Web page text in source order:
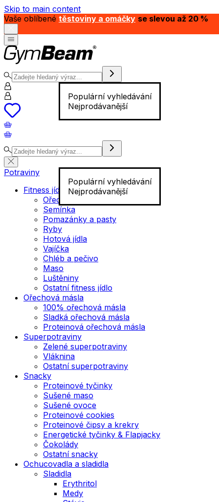
Skip to main content
Vaše oblíbené těstoviny a omáčky se slevou až 20 %
Populární vyhledávání
Nejprodávanější
Populární vyhledávání
Nejprodávanější
Potraviny
Fitness jídlo
Ořechy
Semínka
Pomazánky a pasty
Ryby
Hotová jídla
Vajíčka
Chléb a pečivo
Maso
Luštěniny
Ostatní fitness jídlo
Ořechová másla
100% ořechová másla
Sladká ořechová másla
Proteinová ořechová másla
Superpotraviny
Zelené superpotraviny
Vláknina
Ostatní superpotraviny
Snacky
Proteinové tyčinky
Sušené maso
Sušené ovoce
Proteinové cookies
Proteinové čipsy a krekry
Energetické tyčinky & Flapjacky
Čokolády
Ostatní snacky
Ochucovadla a sladidla
Sladidla
Erythritol
Medy